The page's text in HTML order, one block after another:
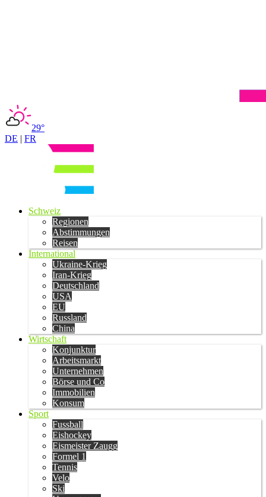
29°
DE | FR
Schweiz
Regionen
Abstimmungen
Reisen
International
Ukraine-Krieg
Iran-Krieg
Deutschland
USA
EU
Russland
China
Wirtschaft
Konjunktur
Arbeitsmarkt
Unternehmen
Börse und Co
Immobilien
Konsum
Sport
Fussball
Eishockey
Eismeister Zaugg
Formel 1
Tennis
Velo
Ski